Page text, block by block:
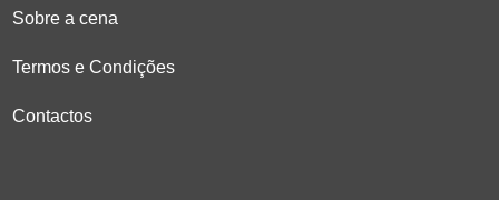
Sobre a cena
Termos e Condições
Contactos